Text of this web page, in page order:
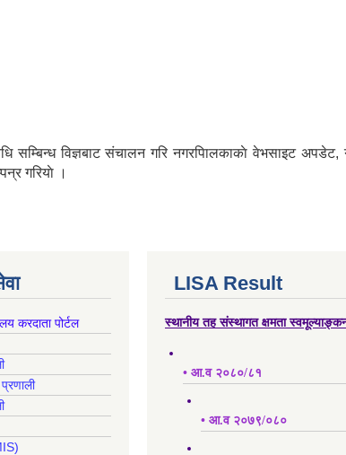
विज्ञबाट संचालन गरि नगरपािलकाकाे वेभसाइट
गरियाे ।
करदाता पोर्टल
LISA Result
स्थानीय तह संस्थागत क्षमता
• आ.व २०८०/८१
• आ.व २०७९/०८०